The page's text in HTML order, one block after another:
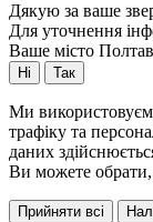
Дякую за ваше
Для уточнення
Ваше місто
Ні Так
Ми
трафіку та
даних
Ви можете
Прийняти всі